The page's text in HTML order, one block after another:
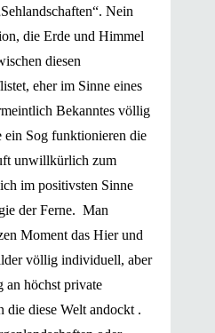
Nein
die Erde und Himmel
diesen
eher im Sinne eines
Bekanntes völlig
ein Sog funktionieren die
unwillkürlich zum
im positivsten Sinne
der Ferne. Man
Moment das Hier und
völlig individuell, aber
höchst private
die diese Welt andockt .